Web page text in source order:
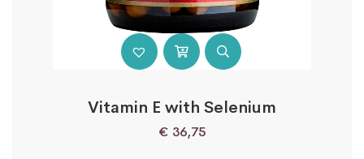
Vitamin E with Selenium
€ 36,75